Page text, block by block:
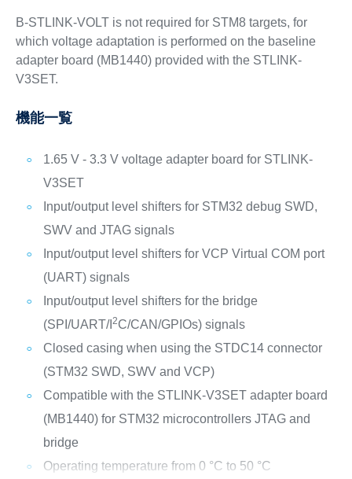
B-STLINK-VOLT is not required for STM8 targets, for
which voltage adaptation is performed on the baseline
adapter board (MB1440) provided with the STLINK-
V3SET.
機能一覧
1.65 V - 3.3 V voltage adapter board for STLINK-
V3SET
Input/output level shifters for STM32 debug SWD,
SWV and JTAG signals
Input/output level shifters for VCP Virtual COM port
(UART) signals
Input/output level shifters for the bridge
(SPI/UART/I 2C/CAN/GPIOs) signals
Closed casing when using the STDC14 connector
(STM32 SWD, SWV and VCP)
Compatible with the STLINK-V3SET adapter board
(MB1440) for STM32 microcontrollers JTAG and
bridge
Operating temperature from 0 °C to 50 °C